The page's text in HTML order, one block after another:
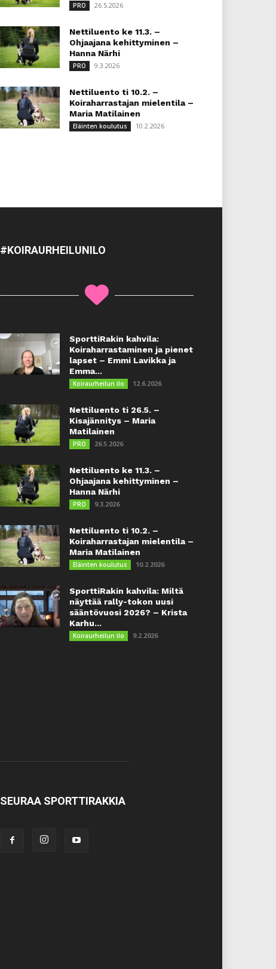
PRO 26.5.2026
Nettiluento ke 11.3. –
Ohjaajana kehittyminen –
Hanna Närhi
PRO 9.3.2026
Nettiluento ti 10.2. –
Koiraharrastajan mielentila –
Maria Matilainen
Eläinten koulutus 10.2.2026
#KOIRAURHEILUNILO
SporttiRakin kahvila:
Koiraharrastaminen ja pienet
lapset – Emmi Lavikka ja
Emma...
Koiraurheilun ilo 12.6.2026
Nettiluento ti 26.5. –
Kisajännitys – Maria
Matilainen
PRO 26.5.2026
Nettiluento ke 11.3. –
Ohjaajana kehittyminen –
Hanna Närhi
PRO 9.3.2026
Nettiluento ti 10.2. –
Koiraharrastajan mielentila –
Maria Matilainen
Eläinten koulutus 10.2.2026
SporttiRakin kahvila: Miltä
näyttää rally-tokon uusi
sääntövuosi 2026? – Krista
Karhu...
Koiraurheilun ilo 9.2.2026
SEURAA SPORTTIRAKKIA